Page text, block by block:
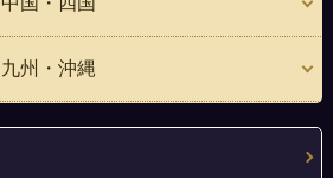
九州・沖縄